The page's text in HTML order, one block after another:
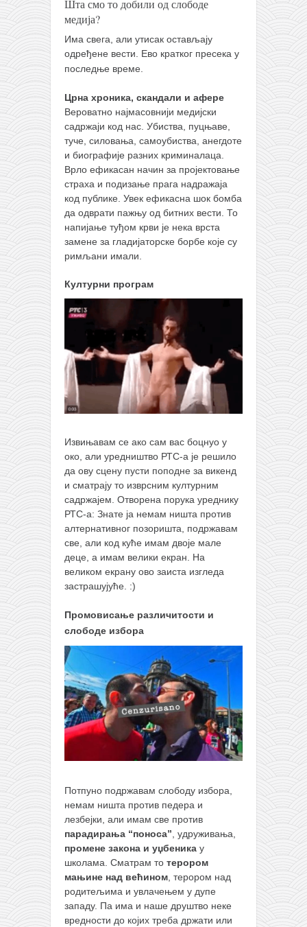
тимбеи рочин
тсунами дојо
програм
снимци наступа
галерија клуба
чланарина
контакт
бесплатна е-књига
термини тренинга
моја прича
моја прича
контакт
Шта смо то добили од слободе
медија?
Има свега, али утисак остављају
одређене вести. Ево кратког пресека у
последње време.
Црна хроника, скандали и афере
Вероватно најмасовнији медијски
садржаји код нас. Убиства, пуцњаве,
туче, силовања, самоубиства, анегдоте
и биографије разних криминалаца.
Врло ефикасан начин за пројектовање
страха и подизање прага надражаја
код публике. Увек ефикасна шок бомба
да одврати пажњу од битних вести. То
напијање туђом крви је нека врста
замене за гладијаторске борбе које су
римљани имали.
Културни програм
Извињавам се ако сам вас боцнуо у
око, али уредништво РТС-а је решило
да ову сцену пусти поподне за викенд
и сматрају то изврсним културним
садржајем. Отворена порука уреднику
РТС-а: Знате ја немам ништа против
алтернативног позоришта, подржавам
све, али код куће имам двоје мале
деце, а имам велики екран. На
великом екрану ово заиста изгледа
застрашујуће. :)
Промовисање различитости и
слободе избора
Потпуно подржавам слободу избора,
немам ништа против педера и
лезбејки, али имам све против
парадирања “поноса”, удруживања,
промене закона и уџбеника у
школама. Сматрам то терором
мањине над већином, терором над
родитељима и увлачењем у дупе
западу. Па има и наше друштво неке
вредности до којих треба држати или